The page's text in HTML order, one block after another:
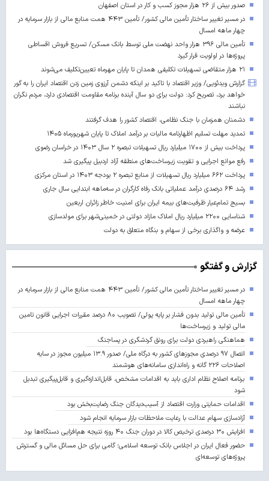
صدور بیش از ۲۶ هزار مجوز کسب‌ و کار در استان اصفهان
در مسیر تغییر ساختار تأمین مالی کشور/ تأمین ۴۴۳ همت منابع مالی از بازار سرمایه در
چهار ماهه امسال
تأمین مالی ۳۹۶ هزار واحد نهضت ملی توسط بانک مسکن/ تسریع فروش اقساطی
پروژه‌ها در اولویت قرار گیرد
۲۱ هزار متقاضی تسهیلات تکلیفی همدان تا پایان مهرماه تعیین‌تکلیف می‌شوند
گزارش ویدئویی/ وزیر اقتصاد با تاکید بر اینکه دشمن آرزوی زمین زدن اقتصاد ایران را به گور
خواهد برد، تصریح کرد: دولت برای دو سال آینده برنامه مقاومت اقتصادی دارد، مردم نگران
نباشند
دشمنان همزمان با جنگ نظامی، اقتصاد کشور را هدف گرفتند
تمدید مهلت تسلیم اظهارنامه مالیات بر درآمد املاک تا پایان شهریورماه ۱۴۰۵
پرداخت بیش از ۱۷۰۰ میلیارد ریال تسهیلات تبصره ۲ سال ۱۴۰۳ در خراسان رضوی
رفع موانع اجرایی و تقویت زیرساخت‌های منطقه آزاد اردبیل پیگیری شد
پرداخت ۶۶۲ میلیارد ریال تسهیلات از منابع تبصره ۲ بودجه ۱۴۰۳ در استان مرکزی
رشد ۶۴ درصدی درآمد عملیاتی بانک رفاه کارگران در سه‌ماهه ابتدایی سال جاری
بسیج تمام‌عیار ظرفیت‌های بیمه ایران برای امنیت خاطر زائران اربعین
شناسایی ۲۲۰۰ میلیارد ریال املاک مازاد دولتی در خمینی‌شهر برای مولدسازی
عرضه و واگذاری برخی از سهام و بنگاه متعلق به دولت
گزارش و گفتگو
در مسیر تغییر ساختار تأمین مالی کشور/ تأمین ۴۴۳ همت منابع مالی از بازار سرمایه در
چهار ماهه امسال
تأمین مالی تولید بدون فشار بر پایه پولی/ تصویب ۸۰ درصد مقررات اجرایی قانون تامین
مالی تولید و زیرساخت‌ها
هماهنگی راهبردی دولت برای رونق گردشگری در پساجنگ
اتصال ۹۷ درصدی مجوزهای کشور به درگاه ملی/ صدور ۱۳.۹ میلیون مجوز در سایه
اصلاحات ۲۲۶ گانه و راه‌اندازی سامانه‌های هوشمند
برنامه اصلاح نظام اداری باید به اقدامات مشخص، قابل‌اندازه‌گیری و قابل‌پیگیری تبدیل
شود
اقدامات حمایتی وزارت اقتصاد از آسیب‌دیدگان جنگ رضایت‌بخش بود
آزادسازی سهام عدالت با رعایت ملاحظات بازار سرمایه انجام شود
افزایش ۳۰ درصدی ترخیص کالا در دوران جنگ ۴۰ روزه نتیجه هم‌افزایی دستگاه‌ها بود
حضور فعال ایران در اجلاس بانک توسعه اسلامی؛ گامی برای حل مسائل مالی و گسترش
پروژه‌های توسعه‌ای